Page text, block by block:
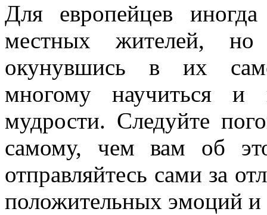
Для европейцев
местных жителей, но
окунувшись в их
многому научиться и
мудрости. Следуйте
самому, чем вам об
отправляйтесь сами за
положительных эмоций и